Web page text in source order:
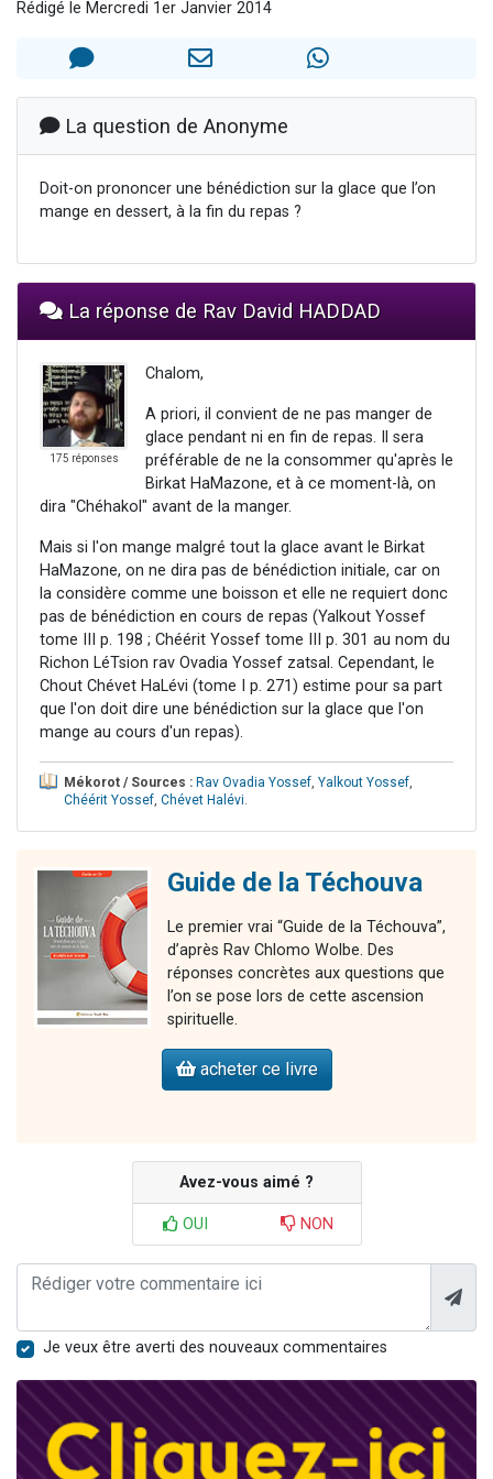
12 nouvelles musiques dans Torah-Box Music
2 personnes viennent de nous rejoindre sur WhatsApp
Rédigé le Mercredi 1er Janvier 2014
La question de Anonyme
Doit-on prononcer une bénédiction sur la glace que l’on
mange en dessert, à la fin du repas ?
La réponse de Rav David HADDAD
175 réponses
Chalom,
A priori, il convient de ne pas manger de
glace pendant ni en fin de repas. Il sera
préférable de ne la consommer qu'après le
Birkat HaMazone, et à ce moment-là, on
dira "Chéhakol" avant de la manger.
Mais si l'on mange malgré tout la glace avant le Birkat
HaMazone, on ne dira pas de bénédiction initiale, car on
la considère comme une boisson et elle ne requiert donc
pas de bénédiction en cours de repas (Yalkout Yossef
tome III p. 198 ; Chéérit Yossef tome III p. 301 au nom du
Richon LéTsion rav Ovadia Yossef zatsal. Cependant, le
Chout Chévet HaLévi (tome I p. 271) estime pour sa part
que l'on doit dire une bénédiction sur la glace que l'on
mange au cours d'un repas).
Mékorot / Sources : Rav Ovadia Yossef, Yalkout Yossef,
Chéérit Yossef, Chévet Halévi.
Guide de la Téchouva
Le premier vrai “Guide de la Téchouva”,
d’après Rav Chlomo Wolbe. Des
réponses concrètes aux questions que
l’on se pose lors de cette ascension
spirituelle.
acheter ce livre
Avez-vous aimé ?
OUI NON
Je veux être averti des nouveaux commentaires